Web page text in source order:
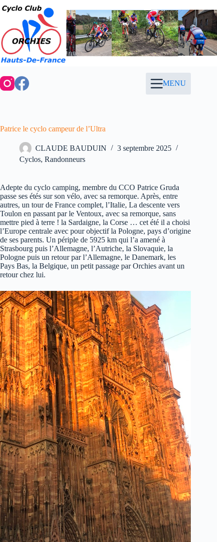
Passer
au
contenu
MENU
Patrice le cyclo campeur de l’Ultra
CLAUDE BAUDUIN
3 septembre 2025
Cyclos, Randonneurs
Adepte du cyclo camping, membre du CCO Patrice Gruda
passe ses étés sur son vélo, avec sa remorque. Après, entre
autres, un tour de France complet, l’Italie, La descente vers
Toulon en passant par le Ventoux, avec sa remorque, sans
mettre pied à terre ! la Sardaigne, la Corse … cet été il a choisi
l’Europe centrale avec pour objectif la Pologne, pays d’origine
de ses parents. Un périple de 5925 km qui l’a amené à
Strasbourg puis l’Allemagne, l’Autriche, la Slovaquie, la
Pologne puis un retour par l’Allemagne, le Danemark, les
Pays Bas, la Belgique, un petit passage par Orchies avant un
retour chez lui.